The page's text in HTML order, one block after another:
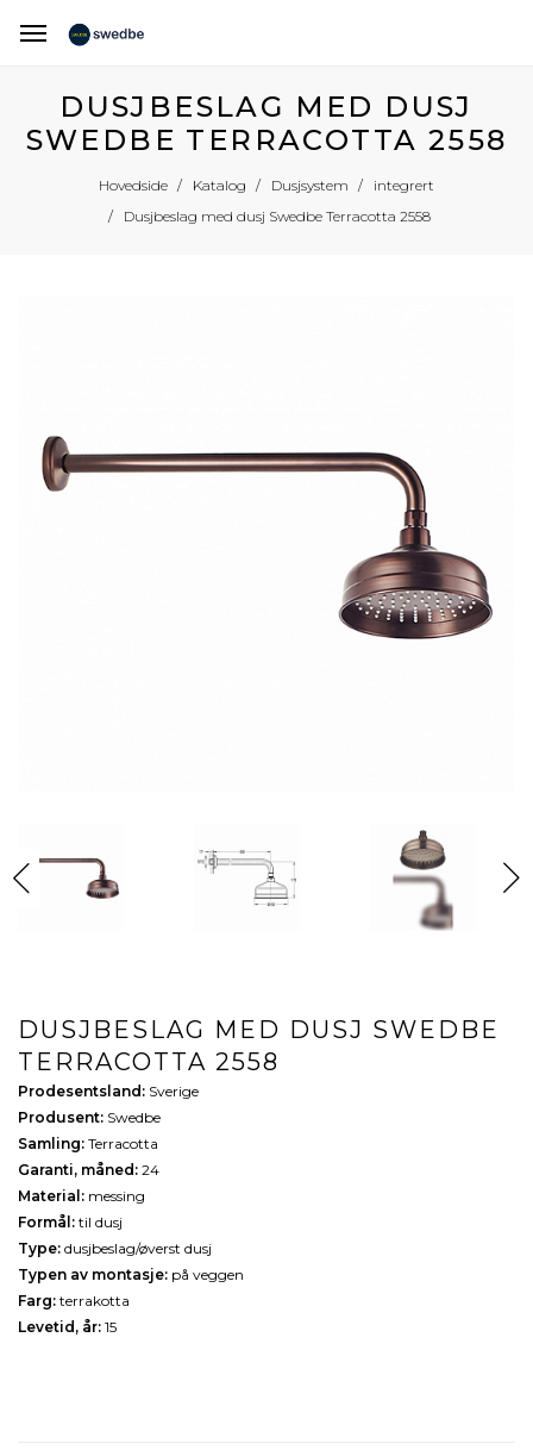
DUSJBESLAG MED DUSJ
SWEDBE TERRACOTTA 2558
Hovedside Katalog Dusjsystem
integrert
Dusjbeslag med dusj Swedbe Terracotta 2558
DUSJBESLAG MED DUSJ SWEDBE
TERRACOTTA 2558
Prodesentsland: Sverige
Produsent: Swedbe
Samling: Terracotta
Garanti, måned: 24
Material: messing
Formål: til dusj
Type: dusjbeslag/øverst dusj
Typen av montasje: på veggen
Farg: terrakotta
Levetid, år: 15